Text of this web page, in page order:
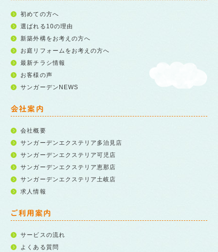
初めての方へ
選ばれる10の理由
新築外構をお考えの方へ
お庭リフォームをお考えの方へ
最新チラシ情報
お客様の声
サンガーデンNEWS
会社案内
会社概要
サンガーデンエクステリア多治見店
サンガーデンエクステリア可児店
サンガーデンエクステリア恵那店
サンガーデンエクステリア土岐店
求人情報
ご利用案内
サービスの流れ
よくある質問